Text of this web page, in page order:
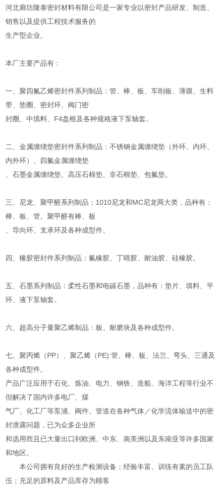
河北廊坊隆泰密封材料有限公司是一家专业以密封产品研发、制造、
销售以及提供工程技术服务的
生产型企业。
本厂主要产品有：
一、聚四氟乙烯密封件系列制品：管、棒、板、车削板、薄膜、生料
带、垫圈、密封环、阀门密
封圈、中填料、F4盘根及各种规格液下泵轴套。
二、金属缠绕垫密封件系列制品：不锈钢金属缠绕垫（外环、内环、
内外环）、四氟金属缠绕垫
、石墨金属缠绕垫、高压石棉垫、非石棉垫、包氟垫。
三、尼龙、聚甲醛系列制品：1010尼龙和MC尼龙两大类，品种有：
棒、板、管。聚甲醛有棒、板
、导向环、支承环及各种成型件。
四、橡胶密封件系列制品：氟橡胶、丁晴胶、耐油胶、硅橡胶。
五、石墨系列制品：柔性石墨和电碳石墨，品种有：垫片、填料、平
环、液下泵轴套。
六、超高分子量聚乙烯制品：板、耐磨块及各种成型件。
七、聚丙烯（PP）、聚乙烯（PE):管、棒、板、法兰、弯头、三通及
各种成型件。
产品广泛应用于石化、炼油、电力、钢铁、造船、海洋工程等行业不
但解决了国内许多电厂、煤
气厂、化工厂等泵浦、阀件、管道在各种气体／化学流体输送中的密
封泄露问题，已为众多企业所
和选用而且已大量出口到欧洲、中东、南美洲以及东南亚等许多国家
和地区。
本公司拥有良好的生产检测设备；经验丰富、训练有素的员工队
伍；充足的原料及产品库存为顾客